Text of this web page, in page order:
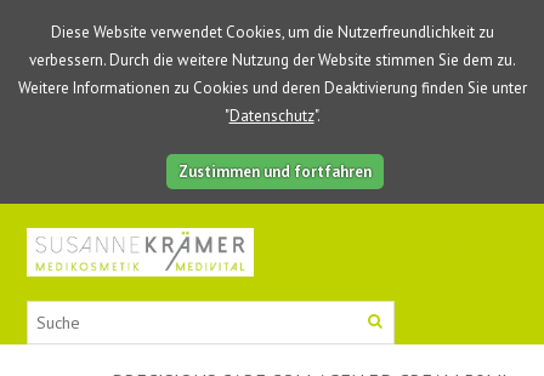
Diese Website verwendet Cookies, um die Nutzerfreundlichkeit zu
verbessern. Durch die weitere Nutzung der Website stimmen Sie dem zu.
Weitere Informationen zu Cookies und deren Deaktivierung finden Sie unter
"Datenschutz".
Zustimmen und fortfahren